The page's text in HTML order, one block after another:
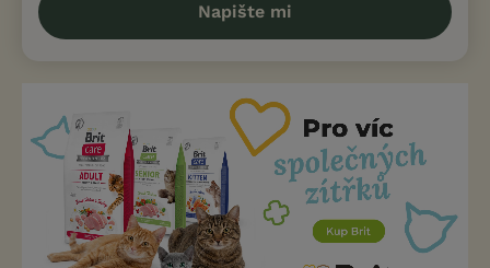
Napište mi